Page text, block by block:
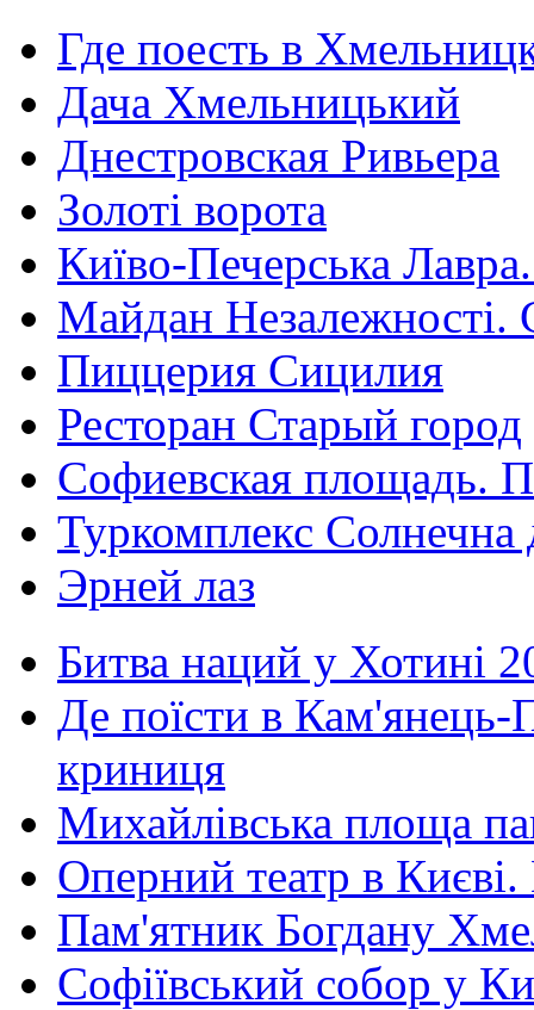
Где поесть в
Дача Хмельницький
Днестровская Ривьера
Золоті ворота
Київо-Печерська
Майдан Незалежності.
Пиццерия Сицилия
Ресторан Старый город
Софиевская площадь.
Туркомплекс Солнечна
Эрней лаз
Битва наций у Хотині
Де поїсти в Кам'янець-
криниця
Михайлівська площа
Оперний театр в
Пам'ятник Богдану
Софіївський собор у